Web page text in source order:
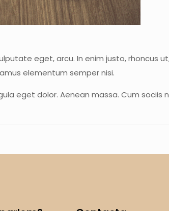
eget, arcu. In enim justo, rhoncus
elementum semper nisi.
eget dolor. Aenean massa. Cum